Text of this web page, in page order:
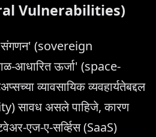
Vulnerabilities)
संगणन' (sovereign
आधारित ऊर्जा' (space-
व्यावसायिक व्यवहार्यतेबद्दल
सावध असले पाहिजे, कारण
एज-ए-सर्व्हिस (SaaS)